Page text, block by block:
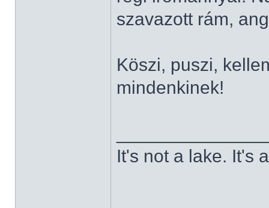
szavazott rám,
Köszi, puszi,
mindenkinek!
It's not a lake. It's